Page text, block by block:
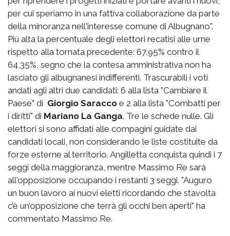
per cui speriamo in una fattiva collaborazione da parte
della minoranza nell'interesse comune di Albugnano".
Più alta la percentuale degli elettori recatisi alle urne
rispetto alla tornata precedente: 67,95% contro il
64,35%, segno che la contesa amministrativa non ha
lasciato gli albugnanesi indifferenti. Trascurabili i voti
andati agli altri due candidati: 6 alla lista "Cambiare il
Paese" di Giorgio Saracco e 2 alla lista "Combatti per
i diritti" di Mariano La Ganga. Tre le schede nulle. Gli
elettori si sono affidati alle compagini guidate dai
candidati locali, non considerando le liste costituite da
forze esterne al territorio. Angilletta conquista quindi i 7
seggi della maggioranza, mentre Massimo Re sarà
all'opposizione occupando i restanti 3 seggi. "Auguro
un buon lavoro ai nuovi eletti ricordando che stavolta
c’è un’opposizione che terrà gli occhi ben aperti" ha
commentato Massimo Re.